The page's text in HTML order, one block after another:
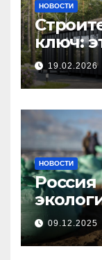
НОВОСТИ
ключ:
19.02.2026
НОВОСТИ
09.12.2025